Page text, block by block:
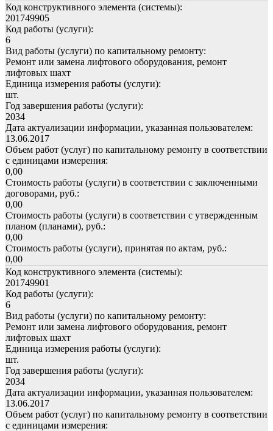
Код конструктивного элемента (системы):
201749905
Код работы (услуги):
6
Вид работы (услуги) по капитальному ремонту:
Ремонт или замена лифтового оборудования, ремонт
лифтовых шахт
Единица измерения работы (услуги):
шт.
Год завершения работы (услуги):
2034
Дата актуализации информации, указанная пользователем:
13.06.2017
Объем работ (услуг) по капитальному ремонту в соответствии
с единицами измерения:
0,00
Стоимость работы (услуги) в соответствии с заключенными
договорами, руб.:
0,00
Стоимость работы (услуги) в соответствии с утвержденным
планом (планами), руб.:
0,00
Стоимость работы (услуги), принятая по актам, руб.:
0,00
Код конструктивного элемента (системы):
201749901
Код работы (услуги):
6
Вид работы (услуги) по капитальному ремонту:
Ремонт или замена лифтового оборудования, ремонт
лифтовых шахт
Единица измерения работы (услуги):
шт.
Год завершения работы (услуги):
2034
Дата актуализации информации, указанная пользователем:
13.06.2017
Объем работ (услуг) по капитальному ремонту в соответствии
с единицами измерения: